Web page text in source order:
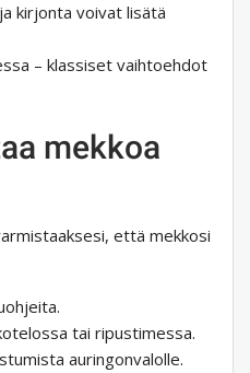
kirjonta voivat lisätä
– klassiset vaihtoehdot
mekkoa
että mekkosi
tai ripustimessa.
auringonvalolle.